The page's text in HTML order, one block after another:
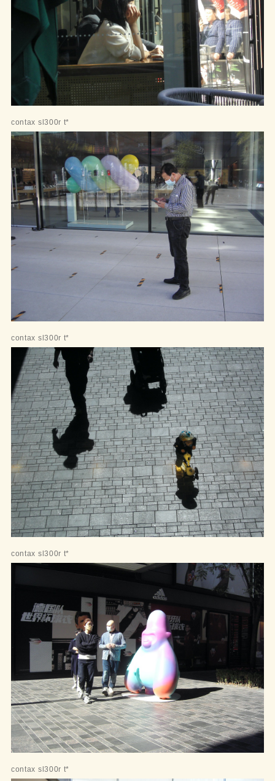
contax sl300r t*
contax sl300r t*
contax sl300r t*
contax sl300r t*